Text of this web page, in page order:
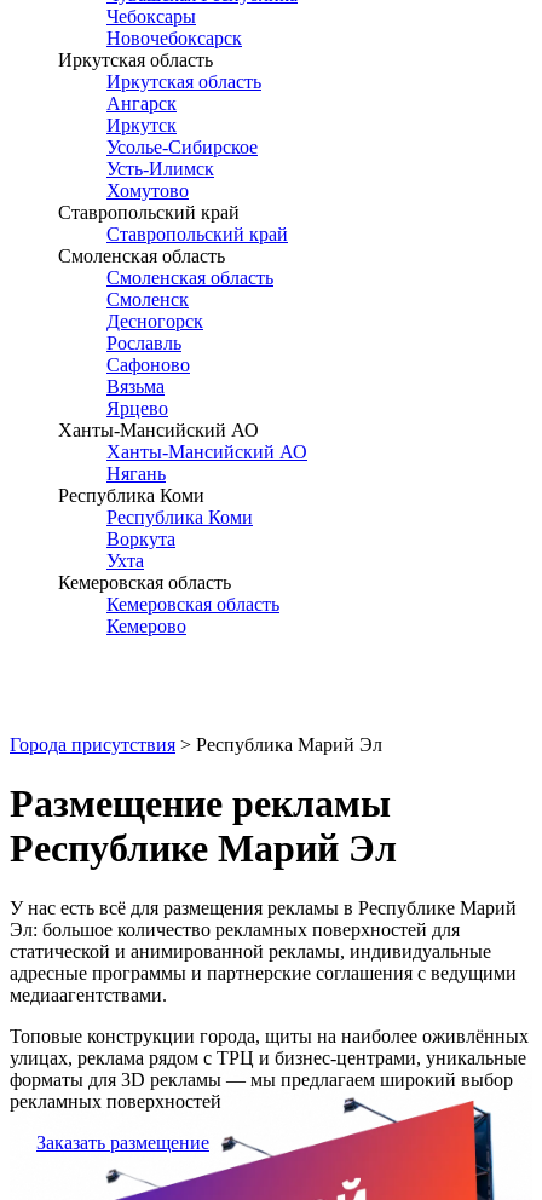
Чебоксары
Новочебоксарск
Иркутская область
Иркутская область
Ангарск
Иркутск
Усолье-Сибирское
Усть-Илимск
Хомутово
Ставропольский край
Ставропольский край
Смоленская область
Смоленская область
Смоленск
Десногорск
Рославль
Сафоново
Вязьма
Ярцево
Ханты-Мансийский АО
Ханты-Мансийский АО
Нягань
Республика Коми
Республика Коми
Воркута
Ухта
Кемеровская область
Кемеровская область
Кемерово
Города присутствия > Республика Марий Эл
Размещение рекламы
Республике Марий Эл
У нас есть всё для размещения рекламы в Республике Марий
Эл: большое количество рекламных поверхностей для
статической и анимированной рекламы, индивидуальные
адресные программы и партнерские соглашения с ведущими
медиаагентствами.
Топовые конструкции города, щиты на наиболее оживлённых
улицах, реклама рядом с ТРЦ и бизнес-центрами, уникальные
форматы для 3D рекламы — мы предлагаем широкий выбор
рекламных поверхностей
Заказать размещение